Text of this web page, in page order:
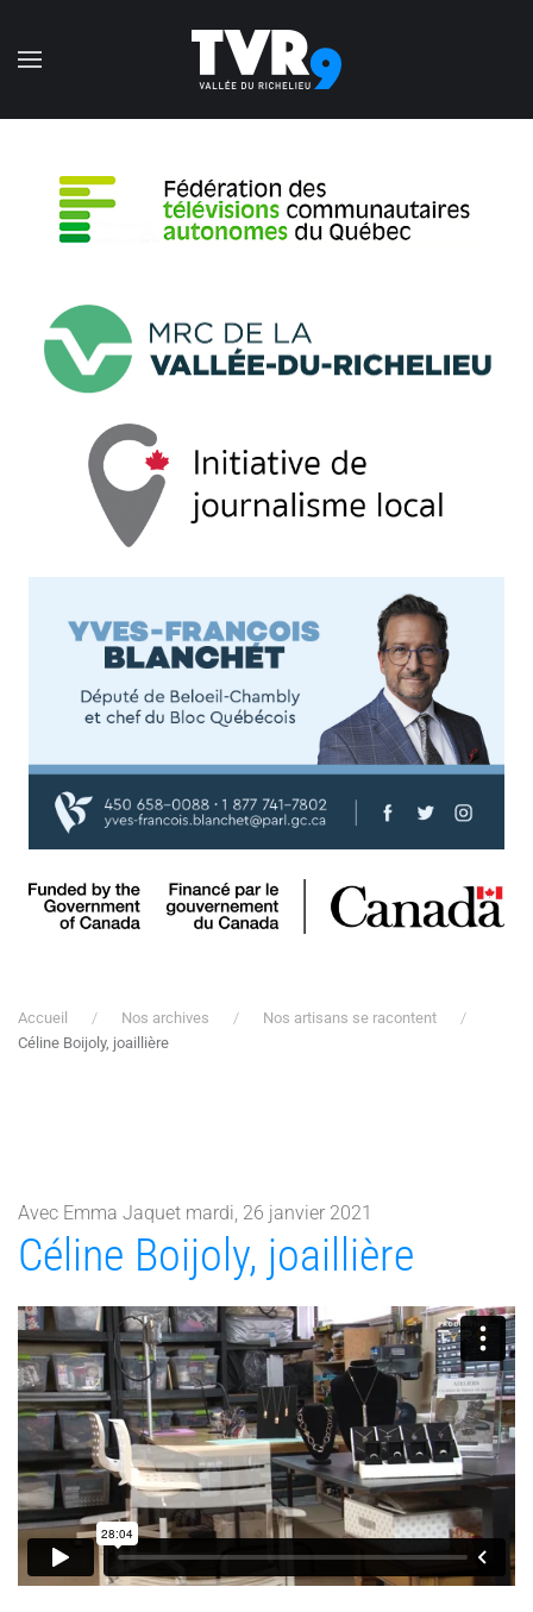
Accéder au contenu principal
Accueil Nos archives
Nos artisans se racontent
Céline Boijoly, joaillière
Avec Emma Jaquet mardi, 26 janvier 2021
Céline Boijoly, joaillière